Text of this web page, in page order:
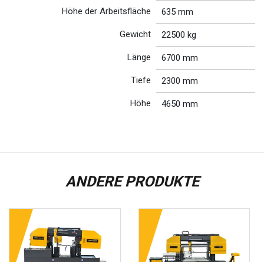
Höhe der Arbeitsfläche 635 mm
Gewicht 22500 kg
Länge 6700 mm
Tiefe 2300 mm
Höhe 4650 mm
ANDERE PRODUKTE